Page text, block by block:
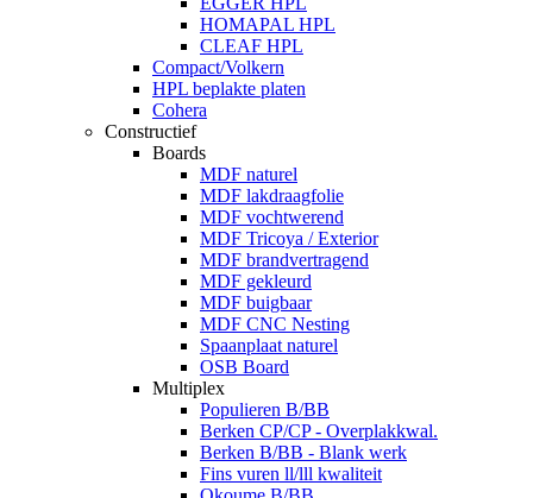
HOMAPAL HPL
CLEAF HPL
Compact/Volkern
HPL beplakte platen
Cohera
Constructief
Boards
MDF naturel
MDF lakdraagfolie
MDF vochtwerend
MDF Tricoya / Exterior
MDF brandvertragend
MDF gekleurd
MDF buigbaar
MDF CNC Nesting
Spaanplaat naturel
OSB Board
Multiplex
Populieren B/BB
Berken CP/CP - Overplakkwal.
Berken B/BB - Blank werk
Fins vuren ll/lll kwaliteit